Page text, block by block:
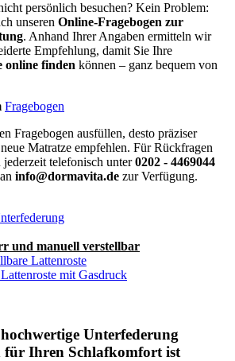
persönlich besuchen? Kein Problem:
unseren Online-Fragebogen zur
. Anhand Ihrer Angaben ermitteln wir
Empfehlung, damit Sie Ihre
online finden können – ganz bequem von
Fragebogen
Fragebogen ausfüllen, desto präziser
Matratze empfehlen. Für Rückfragen
telefonisch unter0202 - 4469044
info@dormavita.de zur Verfügung.
und manuell verstellbar
Lattenroste
mit Gasdruck
Unterfederung
für Ihren Schlafkomfort ist